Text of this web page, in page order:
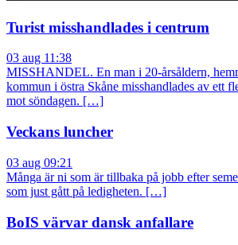
Turist misshandlades i centrum
03 aug 11:38
MISSHANDEL. En man i 20-årsåldern,
kommun i östra Skåne misshandlades av ett
mot söndagen. […]
Veckans luncher
03 aug 09:21
Många är ni som är tillbaka på jobb efter
som just gått på ledigheten. […]
BoIS värvar dansk anfallare